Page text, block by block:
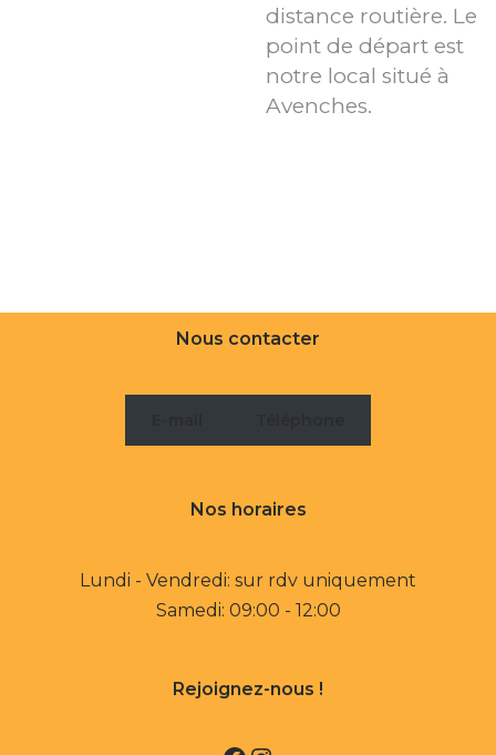
distance routière. Le
point de départ est
notre local situé à
Avenches.
Nous contacter
Nos horaires
Lundi - Vendredi: sur rdv uniquement
Samedi: 09:00 - 12:00
Rejoignez-nous !